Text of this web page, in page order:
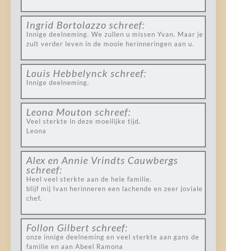
Ingrid Bortolazzo schreef:
Innige deelneming. We zullen u missen Yvan. Maar je
zult verder leven in de mooie herinneringen aan u.
Louis Hebbelynck schreef:
Innige deelneming.
Leona Mouton schreef:
Veel sterkte in deze moeilijke tijd.
Leona
Alex en Annie Vrindts Cauwbergs
schreef:
Heel veel sterkte aan de hele familie.
blijf mij Ivan herinneren een lachende en zeer joviale
chef.
Follon Gilbert schreef:
onze innige deelneming en veel sterkte aan gans de
familie en aan Abeel Ramona